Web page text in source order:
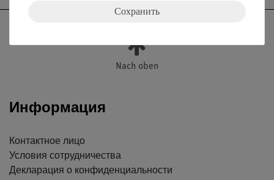
Nach oben
Информация
Контактное лицо
Условия сотрудничества
Декларация о конфиденциальности
Сохранить